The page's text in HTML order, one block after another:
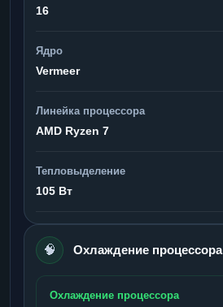
16
Ядро
Vermeer
Линейка процессора
AMD Ryzen 7
Тепловыделение
105 Вт
🧠 Охлаждение процессора
Охлаждение процессора